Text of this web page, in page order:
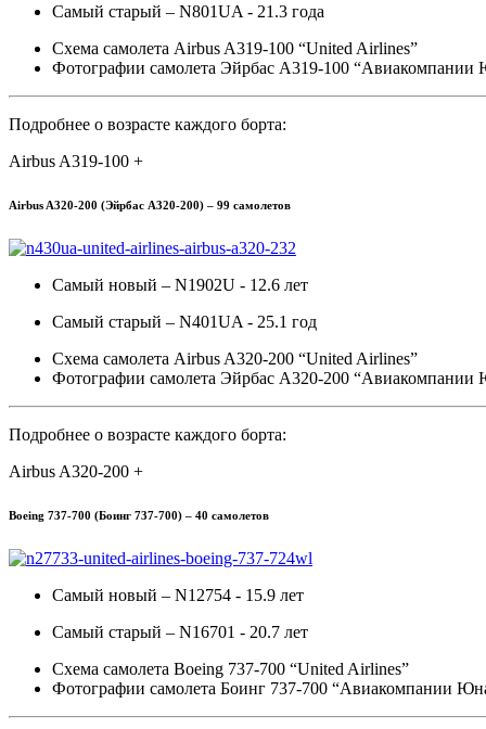
Самый старый – N801UA - 21.3 года
Схема самолета Airbus A319-100 “United Airlines”
Фотографии самолета Эйрбас A319-100 “Авиакомпании
Подробнее о возрасте каждого борта:
Airbus A319-100 +
Airbus A320-200 (Эйрбас A320-200) – 99 самолетов
Самый новый – N1902U - 12.6 лет
Самый старый – N401UA - 25.1 год
Схема самолета Airbus A320-200 “United Airlines”
Фотографии самолета Эйрбас A320-200 “Авиакомпании
Подробнее о возрасте каждого борта:
Airbus A320-200 +
Boeing 737-700 (Боинг 737-700) – 40 самолетов
Самый новый – N12754 - 15.9 лет
Самый старый – N16701 - 20.7 лет
Схема самолета Boeing 737-700 “United Airlines”
Фотографии самолета Боинг 737-700 “Авиакомпании